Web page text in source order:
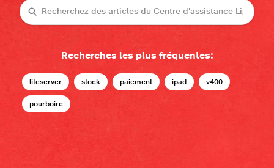
Recherche
Recherches les plus fréquentes:
liteserver stock paiement ipad v400
pourboire